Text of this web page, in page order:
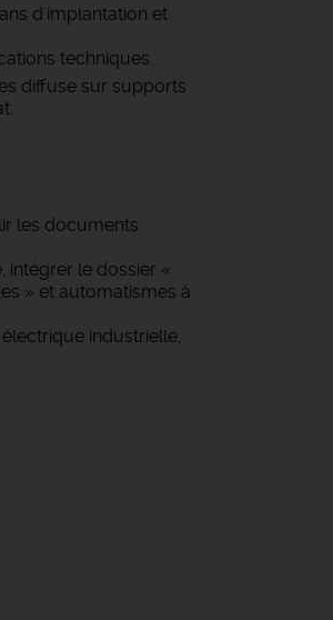
d'implantation et
techniques.
diffuse sur supports
les documents
intégrer le dossier «
» et automatismes à
industrielle,